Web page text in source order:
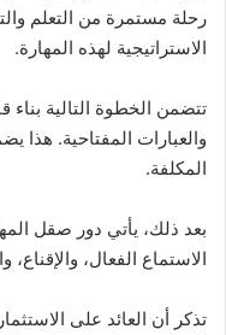
رحلة مستمرة من التعلم
الاستراتيجية لهذه المهارة.
تتضمن الخطوة التالية
والعبارات المفتاحية. هذا
المكلفة.
بعد ذلك، يأتي دور صقل
الاستماع الفعال، والإقناع،
تذكر أن العائد على